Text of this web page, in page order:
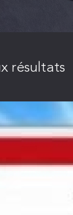
résultats